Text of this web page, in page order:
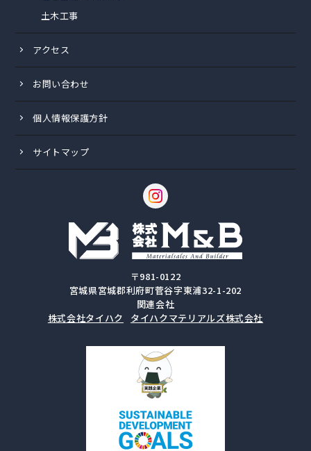
土木工事
アクセス
お問い合わせ
個人情報保護方針
サイトマップ
〒981-0122
宮城県宮城郡利府町菅谷字東浦32-1-202
関連会社
株式会社タイハク
タイハクマテリアルズ株式会社